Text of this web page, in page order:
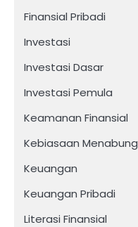
Finansial Pribadi
Investasi
Investasi Dasar
Investasi Pemula
Keamanan Finansial
Kebiasaan Menabung
Keuangan
Keuangan Pribadi
Literasi Finansial